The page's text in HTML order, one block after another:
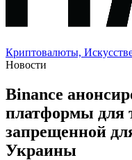
Криптовалюты,
Новости
Binance
платформы для
запрещенной
Украины